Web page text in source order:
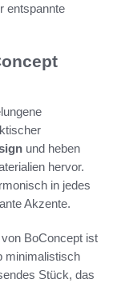
entspannte
und heben
hervor.
in jedes
Akzente.
BoConcept ist
minimalistisch
Stück, das